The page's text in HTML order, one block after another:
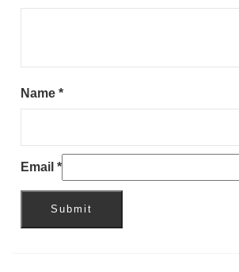
Name *
Email *